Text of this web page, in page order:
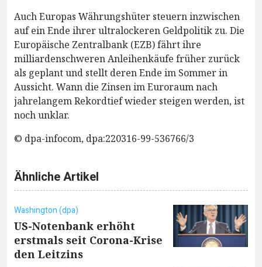
Auch Europas Währungshüter steuern inzwischen
auf ein Ende ihrer ultralockeren Geldpolitik zu. Die
Europäische Zentralbank (EZB) fährt ihre
milliardenschweren Anleihenkäufe früher zurück
als geplant und stellt deren Ende im Sommer in
Aussicht. Wann die Zinsen im Euroraum nach
jahrelangem Rekordtief wieder steigen werden, ist
noch unklar.
© dpa-infocom, dpa:220316-99-536766/3
Ähnliche Artikel
Washington (dpa)
US-Notenbank erhöht
erstmals seit Corona-Krise
den Leitzins